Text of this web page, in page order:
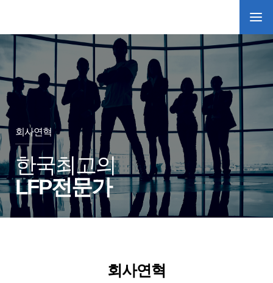
회사연혁
한국최고의
LFP전문가
회사연혁